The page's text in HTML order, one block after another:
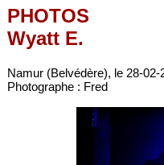
PHOTOS
Wyatt E.
Namur (Belvédère), le 28-02-
Photographe : Fred